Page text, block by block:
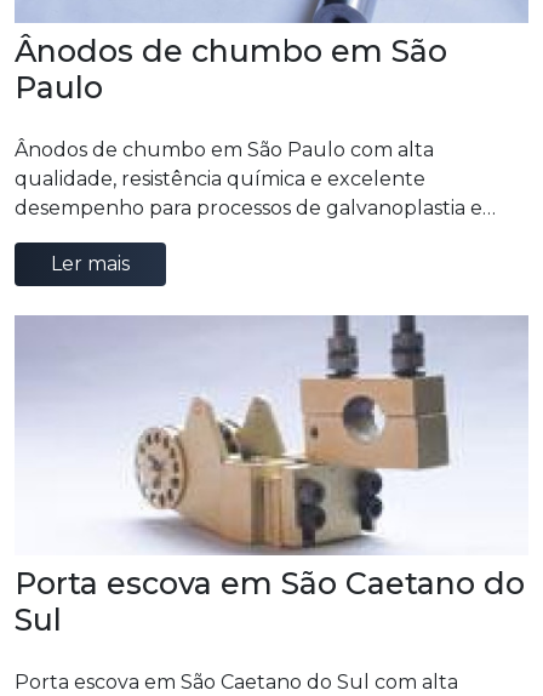
Ânodos de chumbo em São
Paulo
Ânodos de chumbo em São Paulo com alta
qualidade, resistência química e excelente
desempenho para processos de galvanoplastia e
aplicações eletroquímicas.
Ler mais
Porta escova em São Caetano do
Sul
Porta escova em São Caetano do Sul com alta